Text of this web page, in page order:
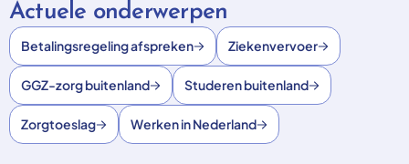
Actuele onderwerpen
Betalingsregeling afspreken Ziekenvervoer
GGZ-zorg buitenland Studeren buitenland
Zorgtoeslag Werken in Nederland